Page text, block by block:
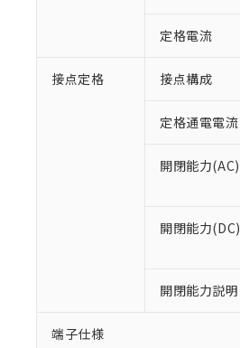
定格電流
接点定格 接点構成
定格通電電流
開閉能力(AC)
開閉能力(DC)
開閉能力説明
端子仕様